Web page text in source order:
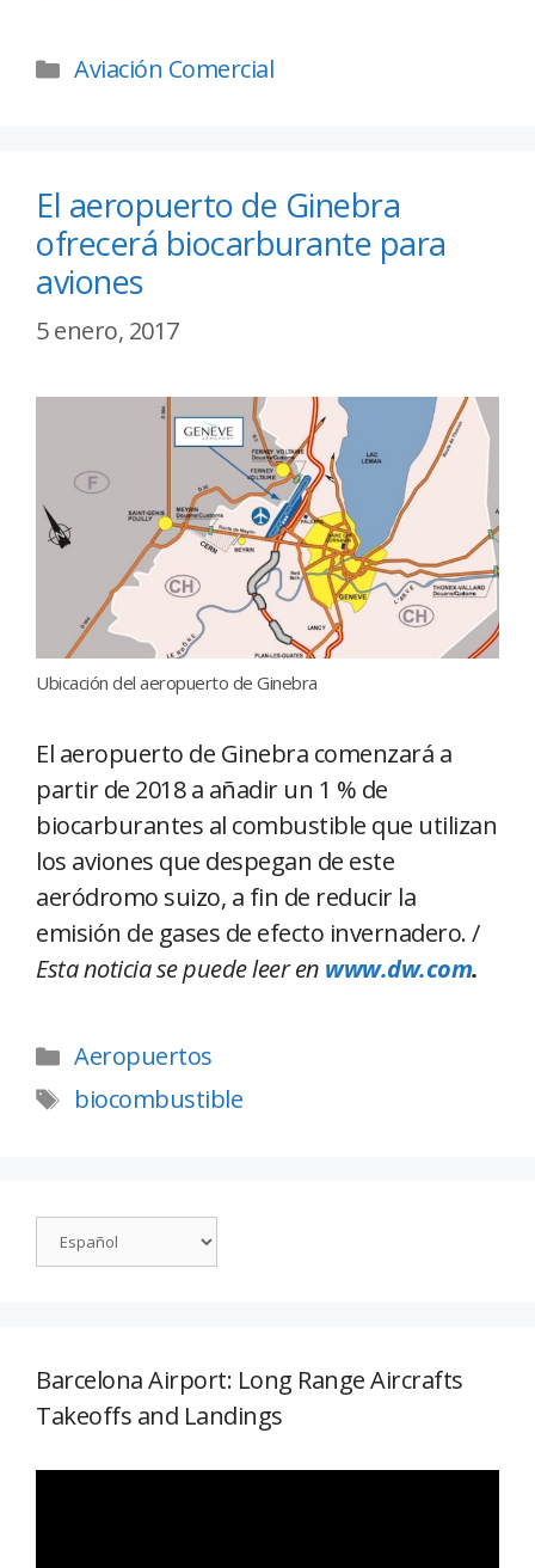
Aviación Comercial
El aeropuerto de Ginebra
ofrecerá biocarburante para
aviones
5 enero, 2017
Ubicación del aeropuerto de Ginebra
El aeropuerto de Ginebra comenzará a
partir de 2018 a añadir un 1 % de
biocarburantes al combustible que utilizan
los aviones que despegan de este
aeródromo suizo, a fin de reducir la
emisión de gases de efecto invernadero. /
Esta noticia se puede leer en www.dw.com.
Aeropuertos
biocombustible
Barcelona Airport: Long Range Aircrafts
Takeoffs and Landings